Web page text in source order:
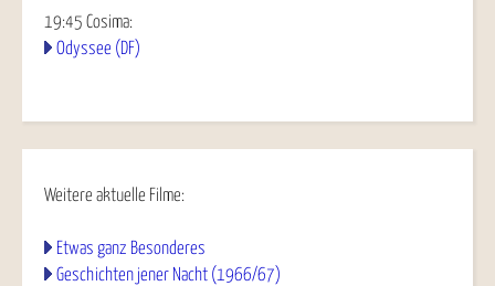
19:45 Cosima:
Odyssee (DF)
Weitere aktuelle Filme:
Etwas ganz Besonderes
Geschichten jener Nacht (1966/67)